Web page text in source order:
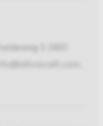
5 2850